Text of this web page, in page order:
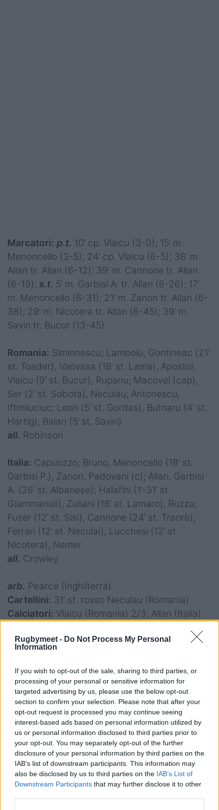
Rugbymeet - Do Not Process My Personal
Information
If you wish to opt-out of the sale, sharing to third parties, or
processing of your personal or sensitive information for
targeted advertising by us, please use the below opt-out
section to confirm your selection. Please note that after your
opt-out request is processed you may continue seeing
interest-based ads based on personal information utilized by
us or personal information disclosed to third parties prior to
your opt-out. You may separately opt-out of the further
disclosure of your personal information by third parties on the
IAB’s list of downstream participants. This information may
also be disclosed by us to third parties on the IAB’s List of
Downstream Participants that may further disclose it to other
Marcatori: p.t. 10’ cp. Vlaicu (3-0); 15’ m.
Menoncello (3-5); 24’ cp. Vlaicu (6-5); 38’ m.
Allan tr. Allan (6-12); 39’ m. Cannone tr. Allan
(6-19); s.t. 5’ m. Garbisi A. tr. Allan (6-26); 17’
m. Menoncello (6-31); 21’ m. Zanon tr. Allan (6-
38); 29’ m. Nicotera tr. Allan (6-45); 39’ m.
Savin tr. Bucur (13-45)
Romania: Simionescu; Lamboiu, Gontineac (21’
st. Toader), Vaovasa (18’ st. Lama), Apostol;
Vlaicu (9’ st. Bucur), Rupanu; Macovei (cap),
Ser (2’ st. Sobota), Neculau; Antonescu,
Iftimiuciuc; Leon (5’ st. Gordas), Butnaru (4’ st.
Hartig), Balan (5’ st. Savin)
all. Robinson
Italia: Capuozzo; Bruno, Menoncello (18’ st.
Garbisi P.), Zanon, Padovani (c); Allan, Garbisi
A. (26’ st. Albanese); Halafihi (1’-31’ st.
Giammarioli), Zuliani (18’ st. Lamaro), Ruzza;
Fuser (12’ st. Sisi), Cannone (24’ st. Traorè);
Ferrari (12’ st. Neculai), Lucchesi (12’ st.
Nicotera), Nemer
all. Crowley
arb. Pearce (Inghilterra)
Cartellini: 31’ st. rosso Neculau (Romania)
Calciatori: Vlaicu (Romania) 2/3; Allan (Italia)
Player of the Match:Allan (Italia)
Foto Federugby